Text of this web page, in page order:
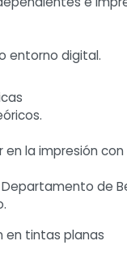
entorno digital.
la impresión con
de
en tintas planas